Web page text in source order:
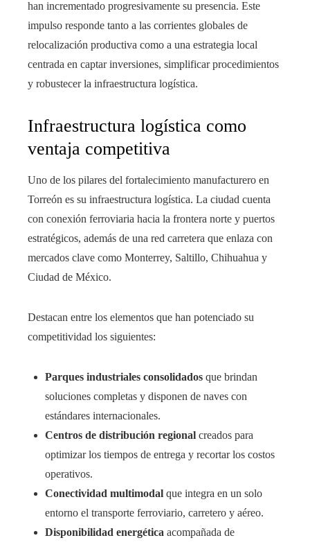
han incrementado progresivamente su presencia. Este
impulso responde tanto a las corrientes globales de
relocalización productiva como a una estrategia local
centrada en captar inversiones, simplificar procedimientos
y robustecer la infraestructura logística.
Infraestructura logística como
ventaja competitiva
Uno de los pilares del fortalecimiento manufacturero en
Torreón es su infraestructura logística. La ciudad cuenta
con conexión ferroviaria hacia la frontera norte y puertos
estratégicos, además de una red carretera que enlaza con
mercados clave como Monterrey, Saltillo, Chihuahua y
Ciudad de México.
Destacan entre los elementos que han potenciado su
competitividad los siguientes:
Parques industriales consolidados que brindan
soluciones completas y disponen de naves con
estándares internacionales.
Centros de distribución regional creados para
optimizar los tiempos de entrega y recortar los costos
operativos.
Conectividad multimodal que integra en un solo
entorno el transporte ferroviario, carretero y aéreo.
Disponibilidad energética acompañada de